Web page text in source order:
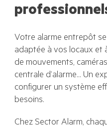
Votre alarme entrepôt
adaptée à vos locaux et
de mouvements,
centrale d’alarme… Un
configurer un système
besoins.
Chez Sector Alarm,